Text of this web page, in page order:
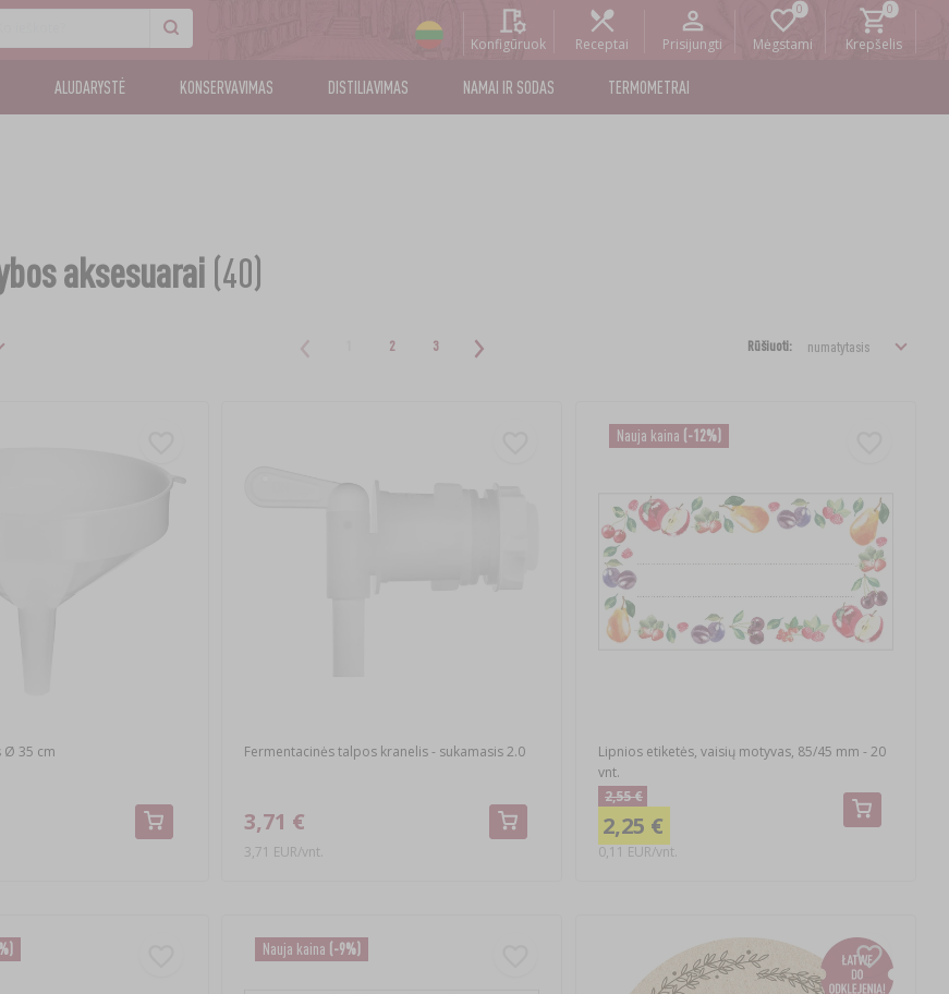
Konfigūruok Receptai Prisijungti Mėgstami Krepšelis
ALUDARYSTĖ KONSERVAVIMAS DISTILIAVIMAS NAMAI IR SODAS TERMOMETRAI
aksesuarai(40)
2 3 Rūšiuoti:
Ø 35 cm Fermentacinės talpos kranelis - sukamasis 2.0
3,71 €
3,71 EUR/vnt.
Nauja kaina (-12%)
Lipnios etiketės, vaisių motyvas, 85/45 mm - 20
vnt.
2,55 €
2,25 €
0,11 EUR/vnt.
Nauja kaina (-9%)